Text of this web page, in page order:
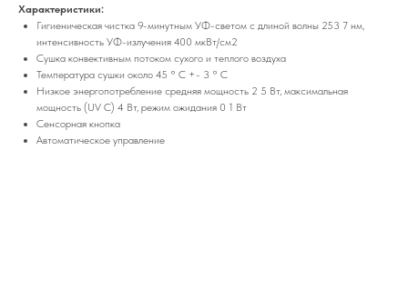
Характеристики:
Гигиеническая чистка 9-минутным УФ-светом с длиной волны 253 7 нм,
интенсивность УФ-излучения 400 мкВт/см2
Сушка конвективным потоком сухого и теплого воздуха
Температура сушки около 45 ° C +- 3 ° C
Низкое энергопотребление средняя мощность 2 5 Вт, максимальная
мощность (UV C) 4 Вт, режим ожидания 0 1 Вт
Сенсорная кнопка
Автоматическое управление